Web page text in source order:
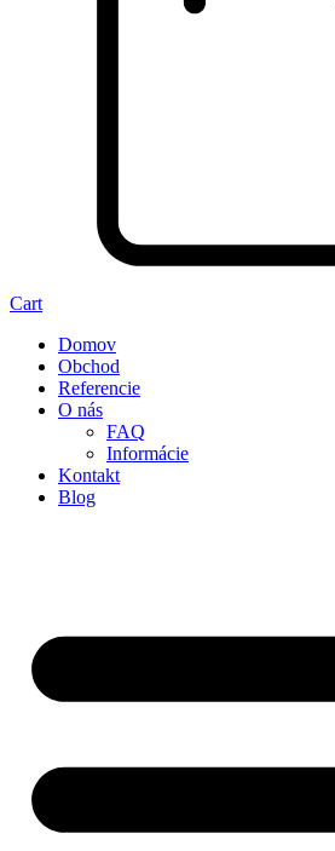
Cart
Domov
Obchod
Referencie
O nás
FAQ
Informácie
Kontakt
Blog